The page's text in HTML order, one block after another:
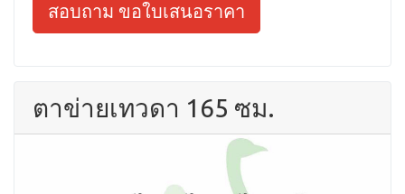
สอบถาม ขอใบเสนอราคา
ตาข่ายเทวดา 165 ซม.